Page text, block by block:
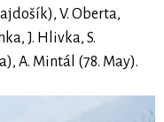
V. Oberta,
J. Hlivka, S.
A. Mintál (78. May).